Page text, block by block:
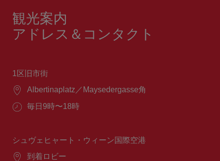
観光案内
アドレス＆コンタクト
1区旧市街
場
Albertinaplatz／Maysedergasse角
営
間：
毎日9時〜18時
シュヴェヒャート・ウィーン国際空港
場
到着ロビー